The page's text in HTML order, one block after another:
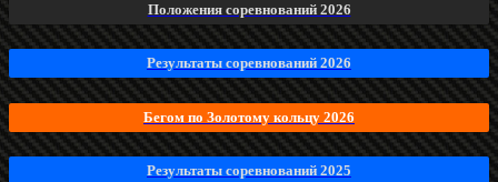
Положения соревнований 2026
Результаты соревнований 2026
Бегом по Золотому кольцу 2026
Результаты соревнований 2025